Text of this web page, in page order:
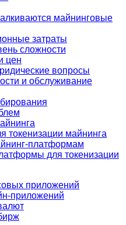
майнинговые
затраты
сложности
цен
вопросы
и обслуживание
токенизации майнинга
платформам
для токенизации
приложений
приложений